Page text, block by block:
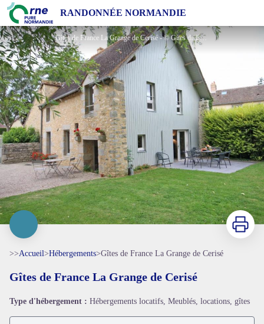
RANDONNÉE NORMANDIE
Gîtes de France La Grange de Cerisé
Gîtes de France La Grange de Cerisé - © Gites de France Orne
Imprimer
>>Accueil>Hébergements>Gîtes de France La Grange de Cerisé
Gîtes de France La Grange de Cerisé
Type d'hébergement : Hébergements locatifs, Meublés, locations, gîtes